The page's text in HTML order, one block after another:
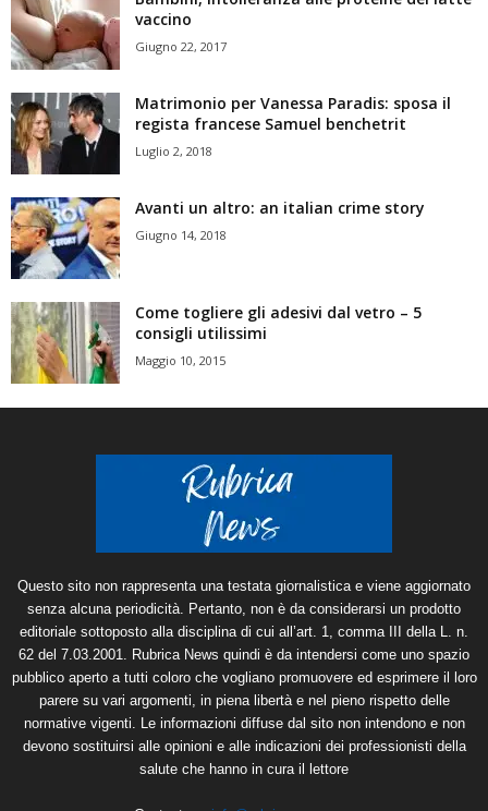
vaccino
Giugno 22, 2017
Matrimonio per Vanessa Paradis: sposa il
regista francese Samuel benchetrit
Luglio 2, 2018
Avanti un altro: an italian crime story
Giugno 14, 2018
Come togliere gli adesivi dal vetro – 5
consigli utilissimi
Maggio 10, 2015
Questo sito non rappresenta una testata giornalistica e viene aggiornato
senza alcuna periodicità. Pertanto, non è da considerarsi un prodotto
editoriale sottoposto alla disciplina di cui all’art. 1, comma III della L. n.
62 del 7.03.2001. Rubrica News quindi è da intendersi come uno spazio
pubblico aperto a tutti coloro che vogliano promuovere ed esprimere il loro
parere su vari argomenti, in piena libertà e nel pieno rispetto delle
normative vigenti. Le informazioni diffuse dal sito non intendono e non
devono sostituirsi alle opinioni e alle indicazioni dei professionisti della
salute che hanno in cura il lettore